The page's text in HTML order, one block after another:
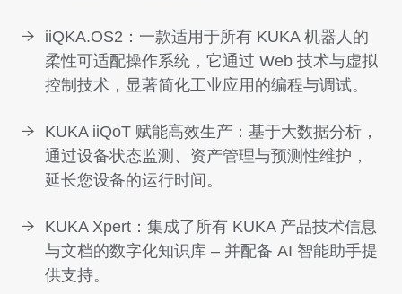
iiQKA.OS2：一款适用于所有 KUKA 机器人的
柔性可适配操作系统，它通过 Web 技术与虚拟
控制技术，显著简化工业应用的编程与调试。
KUKA iiQoT 赋能高效生产：基于大数据分析，
通过设备状态监测、资产管理与预测性维护，
延长您设备的运行时间。
KUKA Xpert：集成了所有 KUKA 产品技术信息
与文档的数字化知识库 – 并配备 AI 智能助手提
供支持。